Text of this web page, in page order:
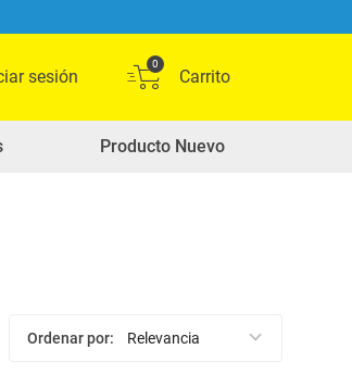
sesión
0
Producto Nuevo
Ordenar por Relevancia